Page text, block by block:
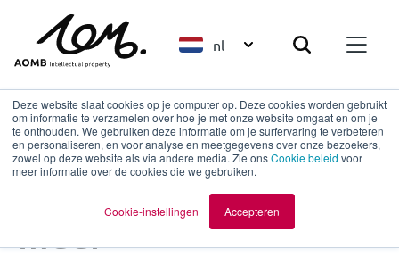
Deze website slaat cookies op je computer op. Deze cookies worden gebruikt
om informatie te verzamelen over hoe je met onze website omgaat en om je
te onthouden. We gebruiken deze informatie om je surfervaring te verbeteren
en personaliseren, en voor analyse en meetgegevens over onze bezoekers,
zowel op deze website als via andere media. Zie onsCookie beleid voor
meer informatie over de cookies die we gebruiken.
Cookie-instellingen Accepteren
nl
Terug naar overzicht
Messi is geen doelwit
meer